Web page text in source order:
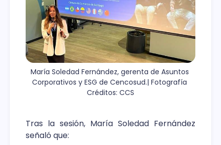
María Soledad Fernández, gerenta de Asuntos
Corporativos y ESG de Cencosud.| Fotografía
Créditos: CCS
Tras la sesión, María Soledad Fernández
señaló que: